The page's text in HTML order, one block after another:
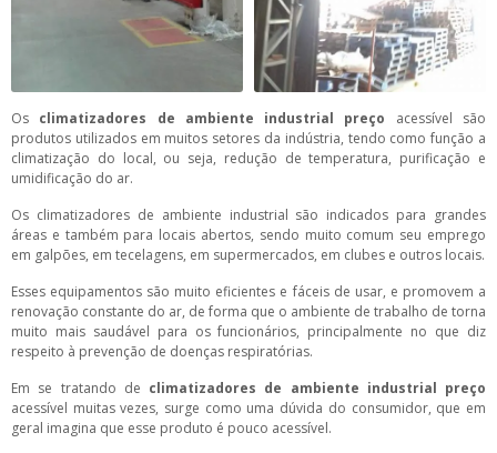
Os climatizadores de ambiente industrial preço acessível são
produtos utilizados em muitos setores da indústria, tendo como função a
climatização do local, ou seja, redução de temperatura, purificação e
umidificação do ar.
Os climatizadores de ambiente industrial são indicados para grandes
áreas e também para locais abertos, sendo muito comum seu emprego
em galpões, em tecelagens, em supermercados, em clubes e outros locais.
Esses equipamentos são muito eficientes e fáceis de usar, e promovem a
renovação constante do ar, de forma que o ambiente de trabalho de torna
muito mais saudável para os funcionários, principalmente no que diz
respeito à prevenção de doenças respiratórias.
Em se tratando de climatizadores de ambiente industrial preço
acessível muitas vezes, surge como uma dúvida do consumidor, que em
geral imagina que esse produto é pouco acessível.